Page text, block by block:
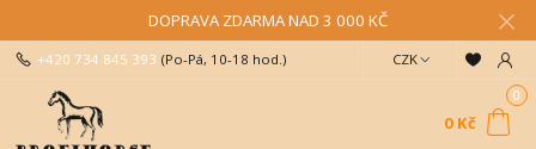
DOPRAVA ZDARMA NAD 3 000 KČ
CZK
+420 734 845 393 (Po-Pá, 10-18 hod.)
0
0 Kč